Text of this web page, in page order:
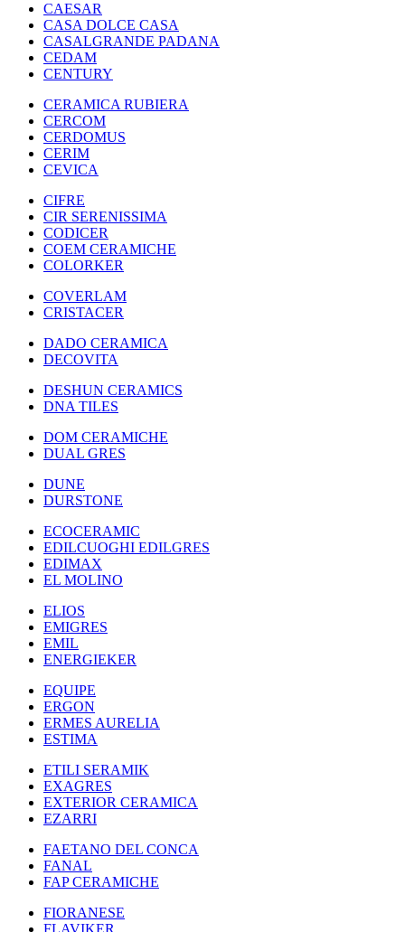
CAESAR
CASA DOLCE CASA
CASALGRANDE PADANA
CEDAM
CENTURY
CERAMICA RUBIERA
CERCOM
CERDOMUS
CERIM
CEVICA
CIFRE
CIR SERENISSIMA
CODICER
COEM CERAMICHE
COLORKER
COVERLAM
CRISTACER
DADO CERAMICA
DECOVITA
DESHUN CERAMICS
DNA TILES
DOM CERAMICHE
DUAL GRES
DUNE
DURSTONE
ECOCERAMIC
EDILCUOGHI EDILGRES
EDIMAX
EL MOLINO
ELIOS
EMIGRES
EMIL
ENERGIEKER
EQUIPE
ERGON
ERMES AURELIA
ESTIMA
ETILI SERAMIK
EXAGRES
EXTERIOR CERAMICA
EZARRI
FAETANO DEL CONCA
FANAL
FAP CERAMICHE
FIORANESE
FLAVIKER